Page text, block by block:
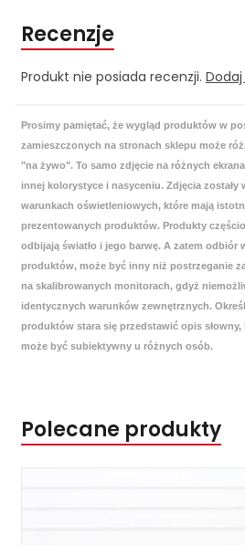
Recenzje
Produkt nie posiada recenzji.
Prosimy pamiętać, że wygląd produktów w
zamieszczonych na stronach sklepu może
"na żywo". To samo zdjęcie na różnych
innej kolorystyce i nasyceniu. Zdjęcia zostały
warunkach oświetleniowych, które mają
prezentowanych produktów. Produkty
odbijają światło i jego barwę. A zatem odbiór
produktów, może być inny niż postrzeganie
na skalibrowanych monitorach, gdyż
identycznych warunków zewnętrznych.
produktów stara się przedstawić opis
może być subiektywny u różnych osób.
Polecane produkty